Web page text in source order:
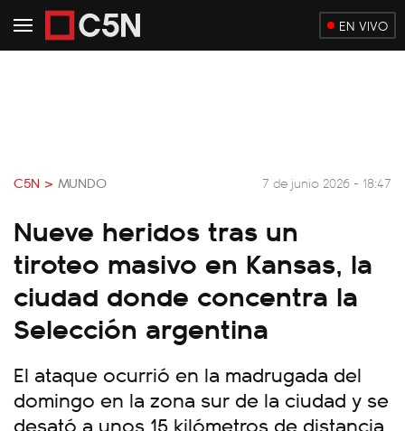
EN VIVO
C5N > MUNDO 7 de junio 2026 - 18:47
Nueve heridos tras un
tiroteo masivo en Kansas, la
ciudad donde concentra la
Selección argentina
El ataque ocurrió en la madrugada del
domingo en la zona sur de la ciudad y se
desató a unos 15 kilómetros de distancia